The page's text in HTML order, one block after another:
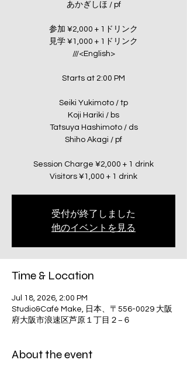
あかぎしほ / pf
参加 ¥2,000 + 1ドリンク
見学 ¥1,000 + 1ドリンク
///<English>
Starts at 2:00 PM
Seiki Yukimoto / tp
Koji Hariki / bs
Tatsuya Hashimoto / ds
Shiho Akagi / pf
Session Charge ¥2,000 + 1 drink
Visitors ¥1,000 + 1 drink
受付が終了しました
他のイベントを見る
Time & Location
Jul 18, 2026, 2:00 PM
Studio&Café Make, 日本、〒556-0029 大阪
府大阪市浪速区芦原１丁目２−６
About the event